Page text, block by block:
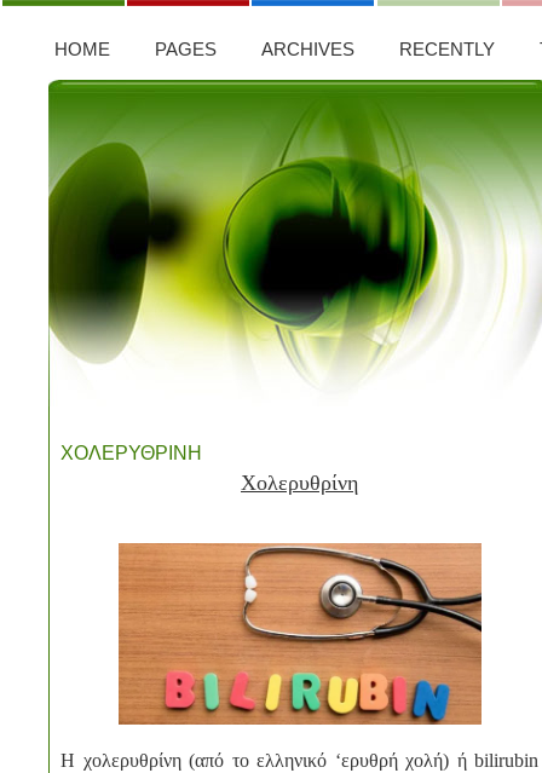
HOME PAGES ARCHIVES RECENTLY
ΧΟΛΕΡΥΘΡΙΝΗ
Χολερυθρίνη
Η χολερυθρίνη (από το ελληνικό ‘ερυθρή χολή) ή bilirubin